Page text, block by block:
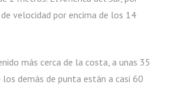
velocidad por encima de los 14
más cerca de la costa, a unas 35
demás de punta están a casi 60